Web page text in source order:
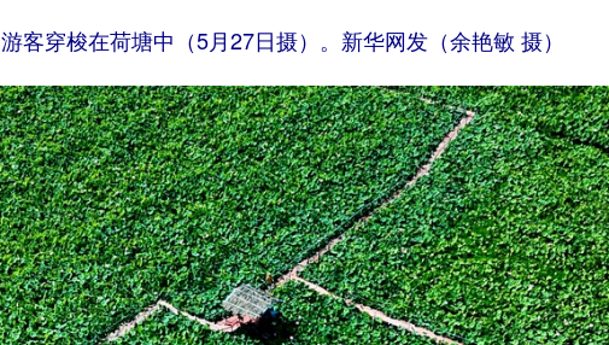
游客穿梭在荷塘中（5月27日摄）。新华网发（余艳敏 摄）